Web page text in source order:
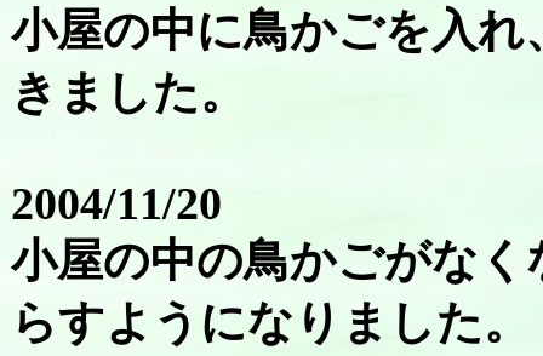
小屋の中に鳥かごを入
きました。
2004/11/20
小屋の中の鳥かごがな
らすようになりました。